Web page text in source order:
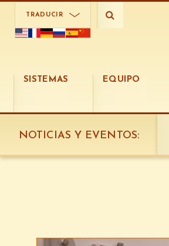
TRADUCIR
SISTEMAS EQUIPO
NOTICIAS Y EVENTOS: